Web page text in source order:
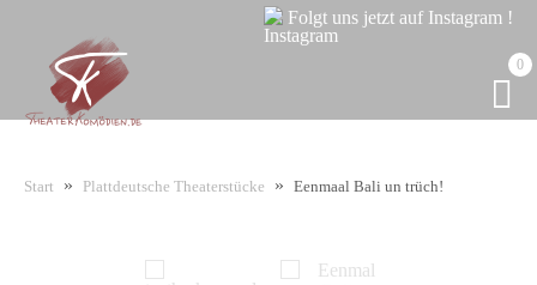
Folgt uns jetzt auf Instagram !
0
Start » Plattdeutsche Theaterstücke » Eenmaal Bali un trüch!